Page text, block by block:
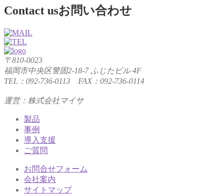
Contact usお問い合わせ
〒810-0023
福岡市中央区警固2-18-7 ふじたビル 4F
TEL：092-736-0113 FAX：092-736-0114
運営：株式会社マイサ
製品
事例
導入支援
ご質問
お問合せフォーム
会社案内
サイトマップ